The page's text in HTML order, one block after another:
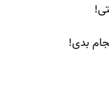
بدی!